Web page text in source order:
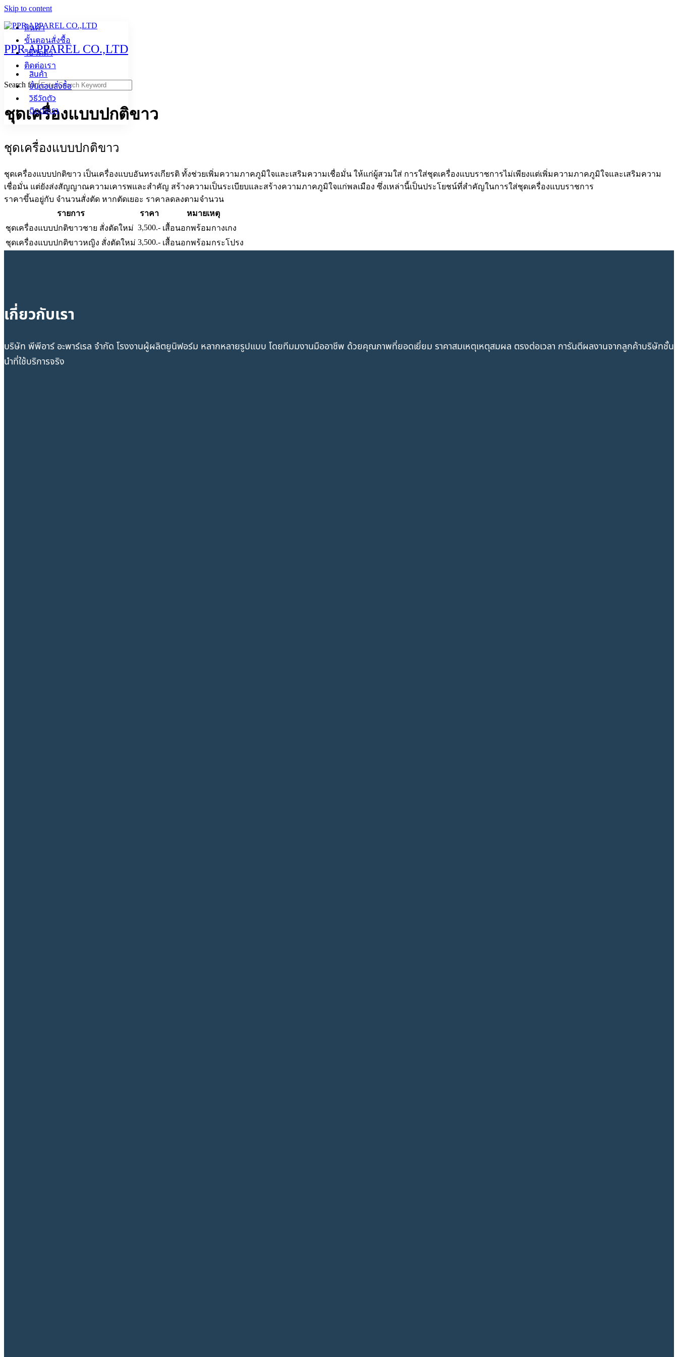
Skip to content
PPR APPAREL CO.,LTD
สินค้า
ขั้นตอนสั่งซื้อ
วิธีวัดตัว
ติดต่อเรา
สินค้า
ขั้นตอนสั่งซื้อ
วิธีวัดตัว
ติดต่อเรา
Search for:
ชุดเครื่องแบบปกติขาว
ชุดเครื่องแบบปกติขาว
ชุดเครื่องแบบปกติขาว เป็นเครื่องแบบอันทรงเกียรติ ทั้งช่วยเพิ่มความภาคภูมิใจและเสริมความเชื่อมั่น ให้แก่ผู้สวมใส่ การใส่ชุดเครื่องแบบราชการไม่เพียงแต่เพิ่มความภาคภูมิใจและเสริมความ
เชื่อมั่น แต่ยังส่งสัญญาณความเคารพและสำคัญ สร้างความเป็นระเบียบและสร้างความภาคภูมิใจแก่พลเมือง ซึ่งเหล่านี้เป็นประโยชน์ที่สำคัญในการใส่ชุดเครื่องแบบราชการ
ราคาขึ้นอยู่กับ จำนวนสั่งตัด หากตัดเยอะ ราคาลดลงตามจำนวน
รายการ
ราคา
หมายเหตุ
ชุดเครื่องแบบปกติขาวชาย สั่งตัดใหม่ 3,500.- เสื้อนอกพร้อมกางเกง
ชุดเครื่องแบบปกติขาวหญิง สั่งตัดใหม่ 3,500.- เสื้อนอกพร้อมกระโปรง
เกี่ยวกับเรา
บริษัท พีพีอาร์ อะพาร์เรล จำกัด โรงงานผู้ผลิตยูนิฟอร์ม หลากหลายรูปแบบ โดยทีมมงานมืออาชีพ ด้วยคุณภาพที่ยอดเยี่ยม ราคาสมเหตุเหตุสมผล ตรงต่อเวลา การันตีผลงานจากลูกค้าบริษัทชั้น
นำที่ใช้บริการจริง